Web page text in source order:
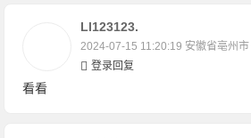
Ll123123.
2024-07-15 11:20:19 安徽省亳州市
登录回复
看看